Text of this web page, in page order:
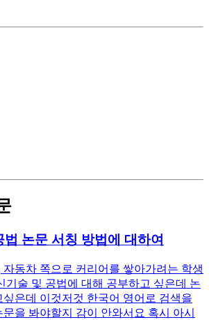
법 논문 서칭 방법에 대하여
자동차 쪽으로 커리어를 쌓아가려는 학생
기술 및 공법에 대해 공부하고 싶은데 논
싶은데 이것저것 한국어 영어로 검색을
을 봐야할지 감이 안와서요 혹시 아시